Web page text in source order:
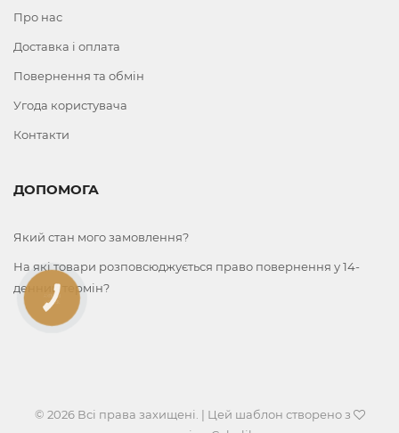
Про нас
Доставка і оплата
Повернення та обмін
Угода користувача
Контакти
ДОПОМОГА
Який стан мого замовлення?
На які товари розповсюджується право повернення у 14-
денний термін?
© 2026 Всі права захищені. | Цей шаблон створено з
КНОПКА
ЗВ'ЯЗКУ